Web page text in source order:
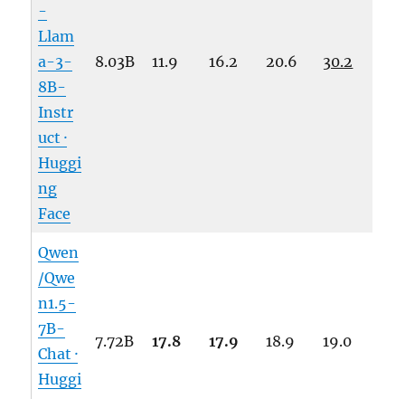
-
Llam
a-3-
8B-
Instr
uct ·
Huggi
ng
Face
8.03B 11.9 16.2 20.6 30.2
Qwen
/Qwe
n1.5-
7B-
Chat ·
Huggi
7.72B 17.8 17.9 18.9 19.0